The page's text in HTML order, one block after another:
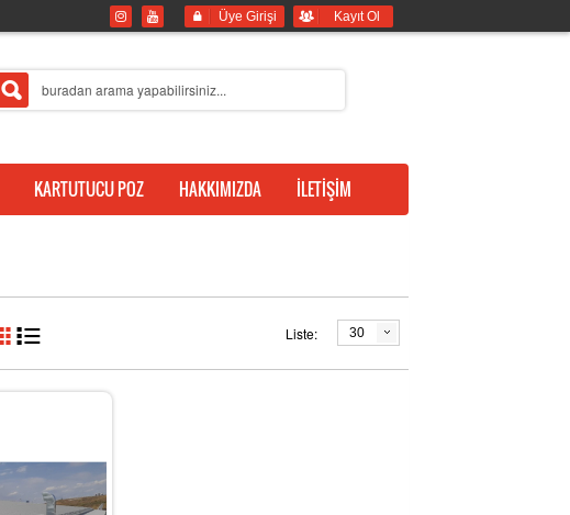
Üye Girişi Kayıt Ol
KARTUTUCU POZ HAKKIMIZDA İLETİŞİM
Liste: 30